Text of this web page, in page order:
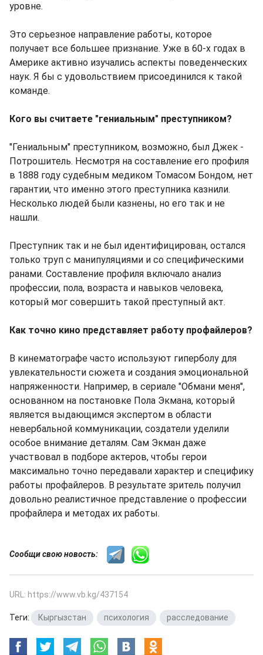
уровне.
Это серьезное направление работы, которое
получает все большее признание. Уже в 60-х годах в
Америке активно изучались аспекты поведенческих
наук. Я бы с удовольствием присоединился к такой
команде.
Кого вы считаете "гениальным" преступником?
"Гениальным" преступником, возможно, был Джек -
Потрошитель. Несмотря на составление его профиля
в 1888 году судебным медиком Томасом Бондом, нет
гарантии, что именно этого преступника казнили.
Несколько людей были казнены, но его так и не
нашли.
Преступник так и не был идентифицирован, остался
только труп с манипуляциями и со специфическими
ранами. Составление профиля включало анализ
профессии, пола, возраста и навыков человека,
который мог совершить такой преступный акт.
Как точно кино представляет работу профайлеров?
В кинематографе часто используют гиперболу для
увлекательности сюжета и создания эмоциональной
напряженности. Например, в сериале "Обмани меня",
основанном на постановке Пола Экмана, который
является выдающимся экспертом в области
невербальной коммуникации, создатели уделили
особое внимание деталям. Сам Экман даже
участвовал в подборе актеров, чтобы герои
максимально точно передавали характер и специфику
работы профайлеров. В результате зритель получил
довольно реалистичное представление о профессии
профайлера и методах их работы.
Сообщи свою новость:
URL: https://www.vb.kg/437154
Теги: Кыргызстан психология расследование